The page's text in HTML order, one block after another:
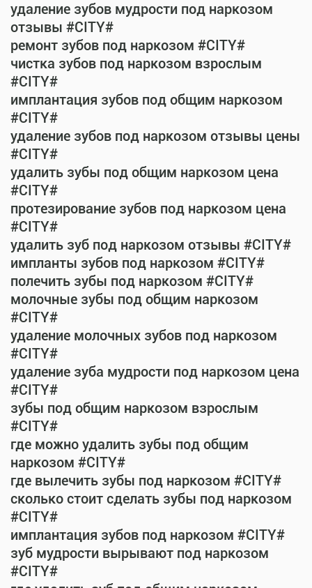
удаление зубов мудрости под наркозом
отзывы #CITY#
ремонт зубов под наркозом #CITY#
чистка зубов под наркозом взрослым
#CITY#
имплантация зубов под общим наркозом
#CITY#
удаление зубов под наркозом отзывы цены
#CITY#
удалить зубы под общим наркозом цена
#CITY#
протезирование зубов под наркозом цена
#CITY#
удалить зуб под наркозом отзывы #CITY#
импланты зубов под наркозом #CITY#
полечить зубы под наркозом #CITY#
молочные зубы под общим наркозом
#CITY#
удаление молочных зубов под наркозом
#CITY#
удаление зуба мудрости под наркозом цена
#CITY#
зубы под общим наркозом взрослым
#CITY#
где можно удалить зубы под общим
наркозом #CITY#
где вылечить зубы под наркозом #CITY#
сколько стоит сделать зубы под наркозом
#CITY#
имплантация зубов под наркозом #CITY#
зуб мудрости вырывают под наркозом
#CITY#